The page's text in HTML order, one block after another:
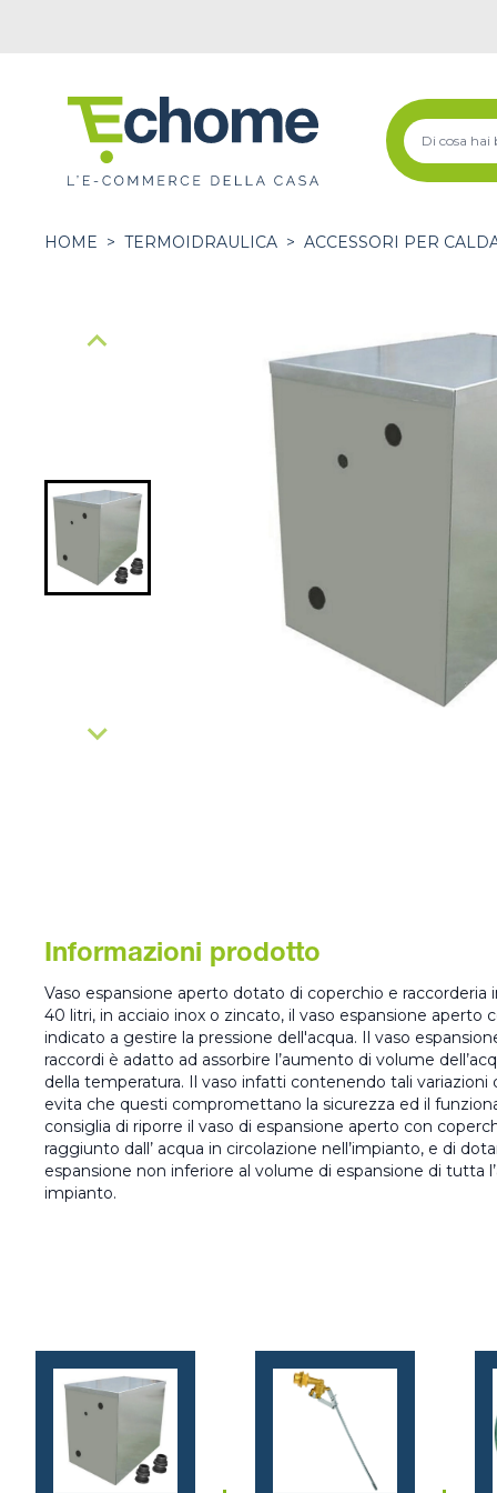
HOME > TERMOIDRAULICA > ACCESSORI PER
Informazioni prodotto
Vaso espansione aperto dotato di coperchio e raccorderia
40 litri, in acciaio inox o zincato, il vaso espansione
indicato a gestire la pressione dell'acqua. Il vaso
raccordi è adatto ad assorbire l’aumento di volume
della temperatura. Il vaso infatti contenendo tali variazioni
evita che questi compromettano la sicurezza ed il
consiglia di riporre il vaso di espansione aperto con
raggiunto dall’ acqua in circolazione nell’impianto, e di
espansione non inferiore al volume di espansione di tutta
impianto.